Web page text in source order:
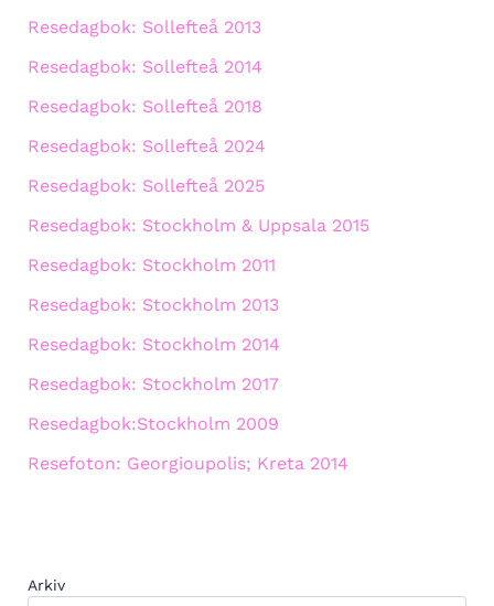
Resedagbok: Sollefteå 2013
Resedagbok: Sollefteå 2014
Resedagbok: Sollefteå 2018
Resedagbok: Sollefteå 2024
Resedagbok: Sollefteå 2025
Resedagbok: Stockholm & Uppsala 2015
Resedagbok: Stockholm 2011
Resedagbok: Stockholm 2013
Resedagbok: Stockholm 2014
Resedagbok: Stockholm 2017
Resedagbok:Stockholm 2009
Resefoton: Georgioupolis; Kreta 2014
Arkiv